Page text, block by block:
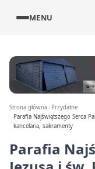
MENU
Strona główna
Przydatne
Parafia Najświętszego Serca
kancelaria, sakramenty
Parafia